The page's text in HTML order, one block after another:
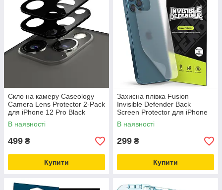
Скло на камеру Caseology
Camera Lens Protector 2-Pack
для iPhone 12 Pro Black
(AGL01809)
В наявності
499 ₴
Купити
Захисна плівка Fusion
Invisible Defender Back
Screen Protector для iPhone
12 / 12 Pro 2шт. Matte
(IDAP0005)
В наявності
299 ₴
Купити